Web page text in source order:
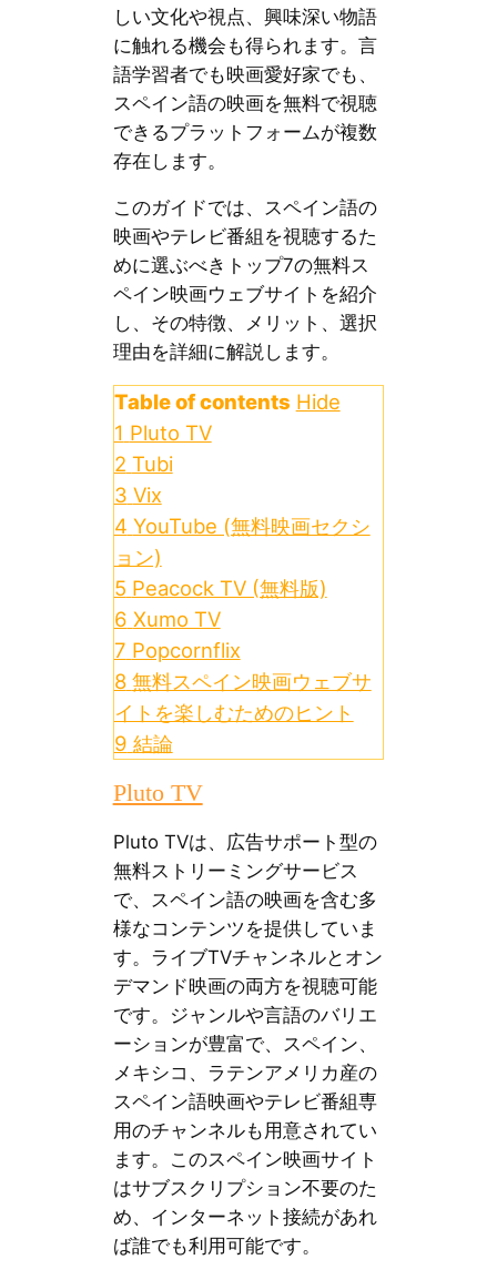
しい文化や視点、興味深い物語
に触れる機会も得られます。言
語学習者でも映画愛好家でも、
スペイン語の映画を無料で視聴
できるプラットフォームが複数
存在します。
このガイドでは、スペイン語の
映画やテレビ番組を視聴するた
めに選ぶべきトップ7の無料ス
ペイン映画ウェブサイトを紹介
し、その特徴、メリット、選択
理由を詳細に解説します。
Table of contents Hide
1 Pluto TV
2 Tubi
3 Vix
4 YouTube (無料映画セクシ
ョン)
5 Peacock TV (無料版)
6 Xumo TV
7 Popcornflix
8 無料スペイン映画ウェブサ
イトを楽しむためのヒント
9 結論
Pluto TV
Pluto TVは、広告サポート型の
無料ストリーミングサービス
で、スペイン語の映画を含む多
様なコンテンツを提供していま
す。ライブTVチャンネルとオン
デマンド映画の両方を視聴可能
です。ジャンルや言語のバリエ
ーションが豊富で、スペイン、
メキシコ、ラテンアメリカ産の
スペイン語映画やテレビ番組専
用のチャンネルも用意されてい
ます。このスペイン映画サイト
はサブスクリプション不要のた
め、インターネット接続があれ
ば誰でも利用可能です。